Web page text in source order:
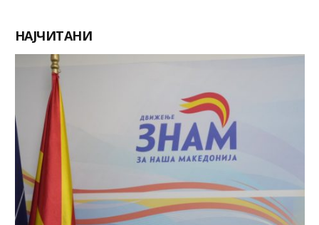
НАЈЧИТАНИ